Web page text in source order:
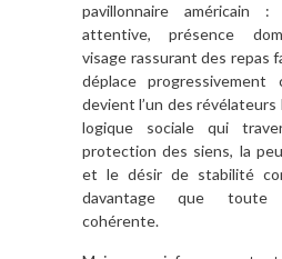
pavillonnaire américain
attentive, présence
visage rassurant des repas
déplace progressivement
devient l’un des révélateurs
logique sociale qui
protection des siens, la
et le désir de stabilité
davantage que toute
cohérente.